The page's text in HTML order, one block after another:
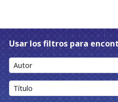
Usar los filtros para